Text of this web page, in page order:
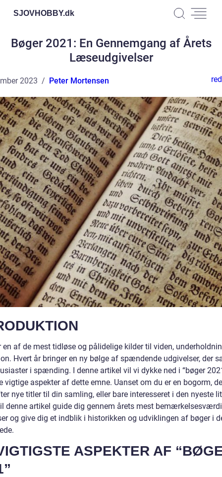
SJOVHOBBY.dk
Bøger 2021: En Gennemgang af Årets
Læseudgivelser
2023 Peter Mortensen
en af de mest tidløse og pålidelige kilder til viden,
Hvert år bringer en ny bølge af spændende udgivelser, der
i spænding. I denne artikel vil vi dykke ned i “bøger
vigtige aspekter af dette emne. Uanset om du er en bogorm,
nye titler til din samling, eller bare interesseret i den nyeste
denne artikel guide dig gennem årets mest
og give dig et indblik i historikken og udviklingen af bøger i
ASPEKTER AF